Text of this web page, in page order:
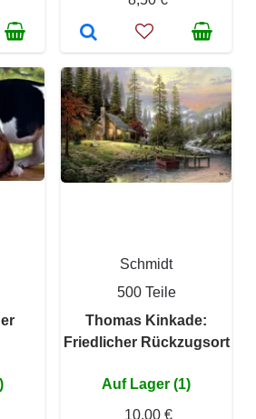
Schmidt
500 Teile
Thomas Kinkade:
Friedlicher Rückzugsort
Auf Lager (1)
10,00 €